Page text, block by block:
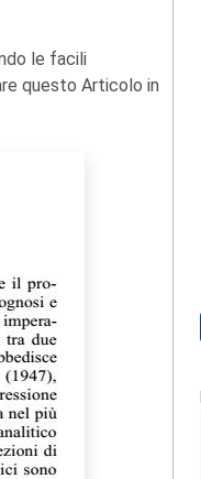
le facili
questo Articolo in